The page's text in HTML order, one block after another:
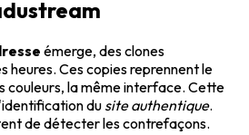
émerge, des clones
heures. Ces copies reprennent le
couleurs, la même interface. Cette
du site authentique.
de détecter les contrefaçons.